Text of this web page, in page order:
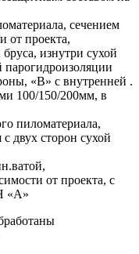
сечением
от проекта,
изнутри сухой
парогидроизоляции
«В» с внутренней .
100/150/200мм, в
пиломатериала,
двух сторон сухой
от проекта, с
«А»